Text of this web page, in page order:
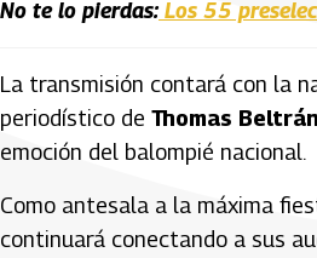
No te lo pierdas: Los 55
La transmisión contará con la
periodístico de Thomas Beltrán
emoción del balompié nacional.
Como antesala a la máxima
continuará conectando a sus